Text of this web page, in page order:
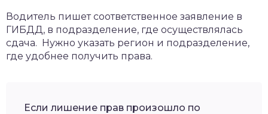
Водитель пишет соответственное заявление в
ГИБДД, в подразделение, где осуществлялась
сдача. Нужно указать регион и подразделение,
где удобнее получить права.
Если лишение прав произошло по